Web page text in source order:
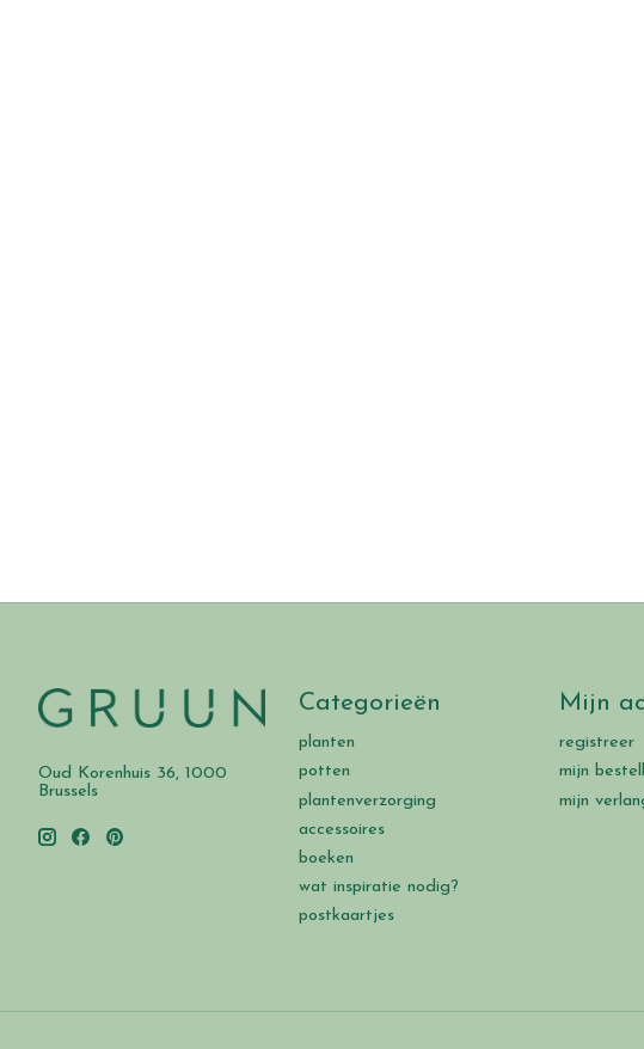
Oud Korenhuis 36, 1000
Brussels
Categorieën
planten
potten
plantenverzorging
accessoires
boeken
wat inspiratie nodig?
postkaartjes
Mijn
registreer
mijn
mijn